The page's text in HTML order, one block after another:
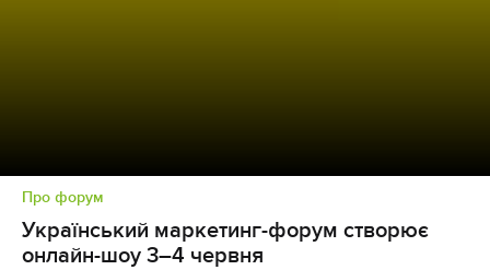
Про форум
Український маркетинг-форум створює
онлайн-шоу 3–4 червня